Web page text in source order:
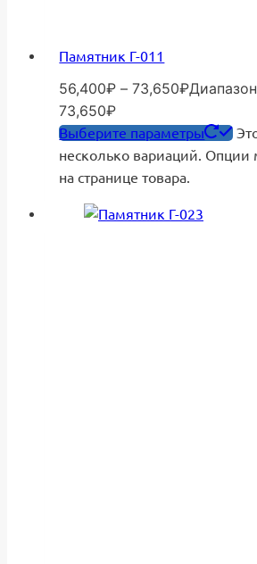
Памятник Г-011
56,400₽ – 73,650₽
73,650₽
Выберите параметры
несколько вариаций.
на странице товара.